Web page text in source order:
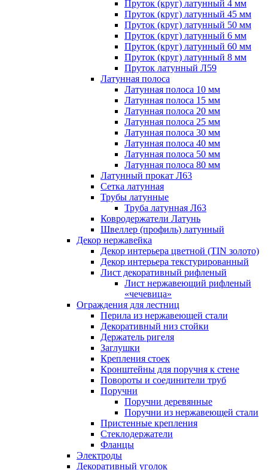
Пруток (круг) латунный 4 мм
Пруток (круг) латунный 45 мм
Пруток (круг) латунный 50 мм
Пруток (круг) латунный 6 мм
Пруток (круг) латунный 60 мм
Пруток (круг) латунный 8 мм
Пруток латунный Л59
Латунная полоса
Латунная полоса 10 мм
Латунная полоса 15 мм
Латунная полоса 20 мм
Латунная полоса 25 мм
Латунная полоса 30 мм
Латунная полоса 40 мм
Латунная полоса 50 мм
Латунная полоса 80 мм
Латунный прокат Л63
Сетка латунная
Трубы латунные
Труба латунная Л63
Ковродержатели Латунь
Швеллер (профиль) латунный
Декор нержавейка
Декор интерьера цветной (TIN золото)
Декор интерьера текстурированный
Лист декоративный рифленый
Лист нержавеющий рифленый
«чечевица»
Ограждения для лестниц
Перила из нержавеющей стали
Декоративный низ стойки
Держатель ригеля
Заглушки
Крепления стоек
Кронштейны для поручня к стене
Повороты и соединители труб
Поручни
Поручни деревянные
Поручни из нержавеющей стали
Пристенные крепления
Стеклодержатели
Фланцы
Электроды
Декоративный уголок